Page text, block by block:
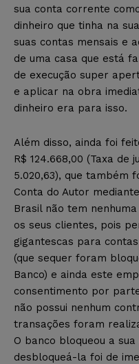
sua conta corrente
dinheiro que tinha na
suas contas mensais e
de uma casa que está
de execução super
e aplicar na obra
dinheiro era para isso.
Além disso, ainda foi
R$ 124.668,00 (Taxa de
5.020,63), que também
Conta do Autor
Brasil não tem
os seus clientes, pois
gigantescas para
(que sequer foram
Banco) e ainda este
consentimento por
não possui nenhum
transações foram
O banco bloqueou a
desbloqueá-la foi de